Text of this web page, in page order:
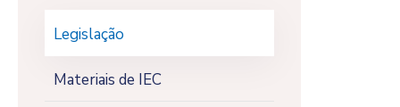
Legislação
Materiais de IEC